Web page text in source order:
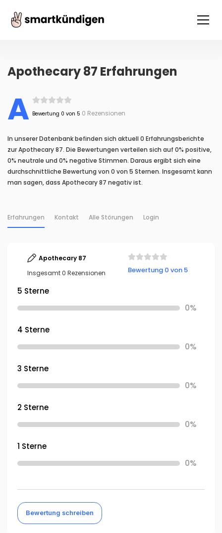
Apothecary 87 Erfahrungen
A Bewertung 0 von 5 0 Rezensionen
In unserer Datenbank befinden sich aktuell 0 Erfahrungsberichte
zur Apothecary 87. Die Bewertungen verteilen sich auf 0% positive,
0% neutrale und 0% negative Stimmen. Daraus ergibt sich eine
durchschnittliche Bewertung von 0 von 5 Sternen. Insgesamt kann
man sagen, dass Apothecary 87 negativ ist.
Erfahrungen Kontakt Alle Störungen Login
Apothecary 87
Insgesamt 0 Rezensionen
Bewertung 0 von 5
5 Sterne
0%
4 Sterne
0%
3 Sterne
0%
2 Sterne
0%
1 Sterne
0%
Bewertung schreiben